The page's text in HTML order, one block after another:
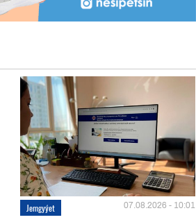
Jemgyýet 07.08.2026 - 10:01